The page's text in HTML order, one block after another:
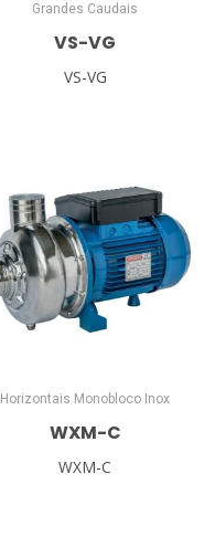
Grandes Caudais
VS-VG
VS-VG
Horizontais Monobloco Inox
WXM-C
WXM-C